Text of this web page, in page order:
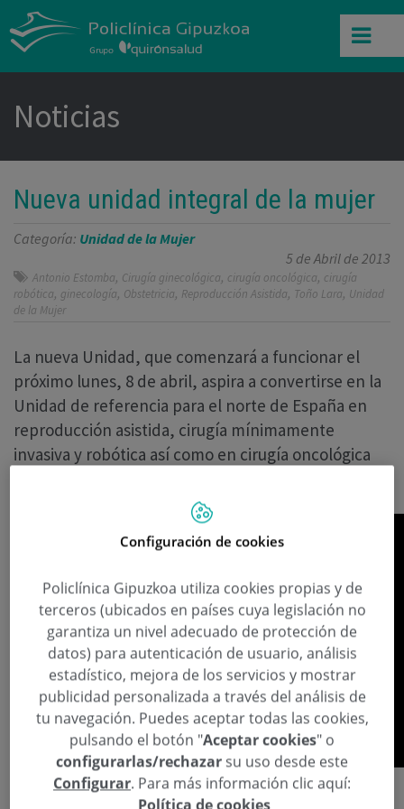
Noticias
Nueva unidad integral de la mujer
Categoría: Unidad de la Mujer
5 de Abril de 2013
Antonio Estomba, Cirugía ginecológica, cirugía oncológica, cirugía
robótica, ginecología, Obstetricia, Reproducción Asistida, Toño Lara, Unidad
de la Mujer
La nueva Unidad, que comenzará a funcionar el
próximo lunes, 8 de abril, aspira a convertirse en la
Unidad de referencia para el norte de España en
reproducción asistida, cirugía mínimamente
invasiva y robótica así como en cirugía oncológica
Configuración de cookies
Policlínica Gipuzkoa utiliza cookies propias y de
terceros (ubicados en países cuya legislación no
garantiza un nivel adecuado de protección de
datos) para autenticación de usuario, análisis
estadístico, mejora de los servicios y mostrar
publicidad personalizada a través del análisis de
tu navegación. Puedes aceptar todas las cookies,
pulsando el botón "Aceptar cookies" o
configurarlas/rechazar su uso desde este
Configurar. Para más información clic aquí: